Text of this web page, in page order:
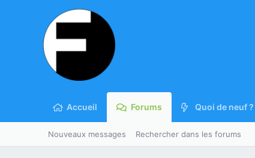
Accueil Forums Quoi de neuf ?
Nouveaux messages Rechercher dans les forums